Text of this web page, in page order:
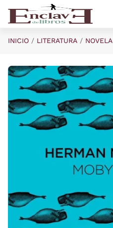
Saltar al contenido principal
INICIO LITERATURA NOVELA